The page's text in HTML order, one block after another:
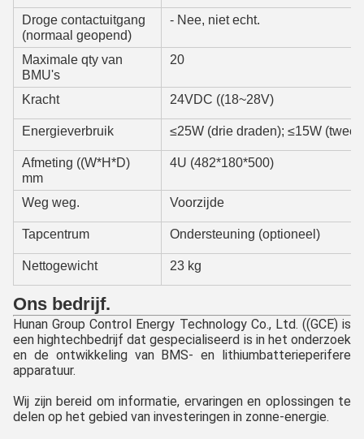
Droge contactuitgang
(normaal geopend)
- Nee, niet echt.
Maximale qty van
BMU's
20
Kracht 24VDC ((18~28V)
Energieverbruik ≤25W (drie draden); ≤15W (twee
Afmeting ((W*H*D)
mm
4U (482*180*500)
Weg weg. Voorzijde
Tapcentrum Ondersteuning (optioneel)
Nettogewicht 23 kg
Ons bedrijf.
Hunan Group Control Energy Technology Co., Ltd. ((GCE) is
een hightechbedrijf dat gespecialiseerd is in het onderzoek
en de ontwikkeling van BMS- en lithiumbatterieperifere
apparatuur.
Wij zijn bereid om informatie, ervaringen en oplossingen te
delen op het gebied van investeringen in zonne-energie.